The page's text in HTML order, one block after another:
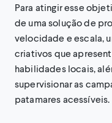
Para atingir esse
de uma solução de
velocidade e escala,
criativos que
habilidades locais,
supervisionar as
patamares acessíveis.